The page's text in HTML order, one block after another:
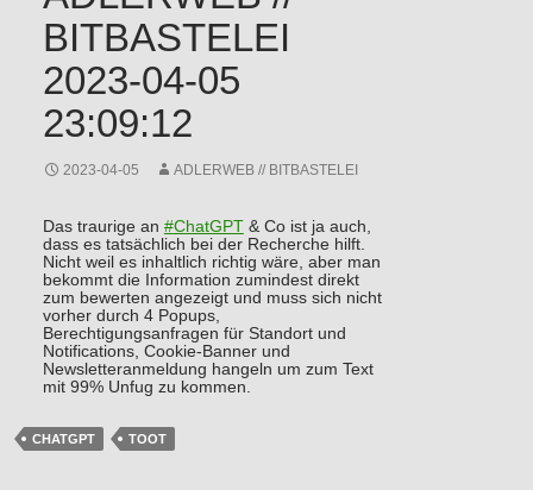
BITBASTELEI
2023-04-05
23:09:12
2023-04-05 ADLERWEB // BITBASTELEI
Das traurige an #ChatGPT& Co ist ja auch,
dass es tatsächlich bei der Recherche hilft.
Nicht weil es inhaltlich richtig wäre, aber man
bekommt die Information zumindest direkt
zum bewerten angezeigt und muss sich nicht
vorher durch 4 Popups,
Berechtigungsanfragen für Standort und
Notifications, Cookie-Banner und
Newsletteranmeldung hangeln um zum Text
mit 99% Unfug zu kommen.
CHATGPT TOOT